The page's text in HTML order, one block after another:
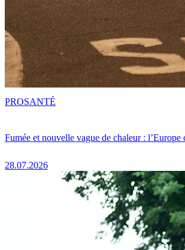
Fumée et nouvelle vague de chaleur : l’Europe
28.07.2026
PROSANTÉ